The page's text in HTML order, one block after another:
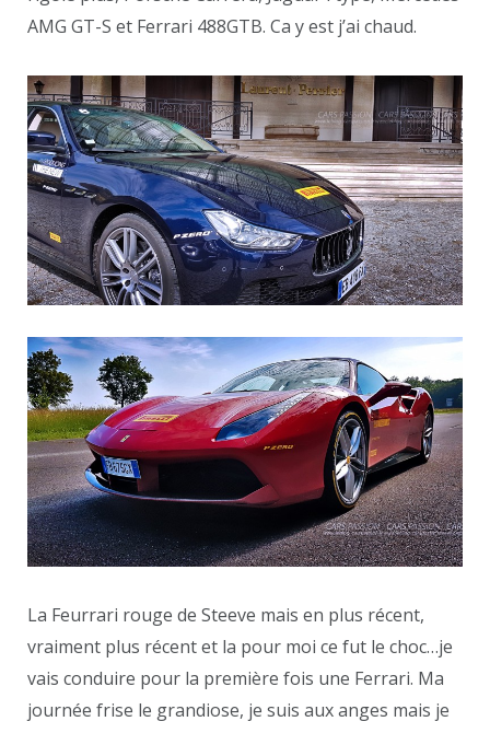
AMG GT-S et Ferrari 488GTB. Ca y est j’ai chaud.
La Feurrari rouge de Steeve mais en plus récent,
vraiment plus récent et la pour moi ce fut le choc…je
vais conduire pour la première fois une Ferrari. Ma
journée frise le grandiose, je suis aux anges mais je